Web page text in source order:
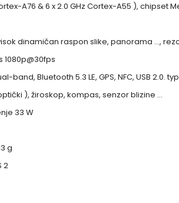
A76 & 6 x 2.0 GHz Cortex-A55 ),
visok dinamičan raspon slike, panorama …,
1080p@30fps
band, Bluetooth 5.3 LE, GPS, NFC, USB 2.0.
), žiroskop, kompas, senzor blizine …
33 W
g
2